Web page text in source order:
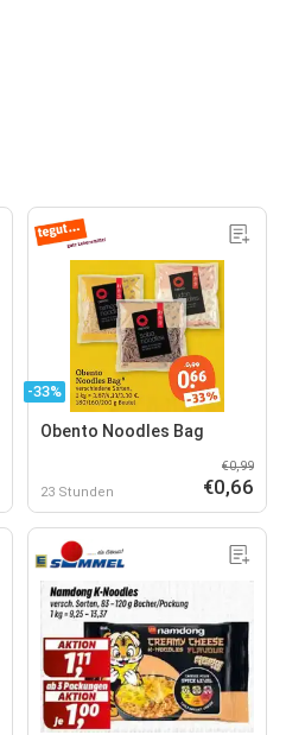
-33%
Obento Noodles Bag
23 Stunden
€0,99
€0,66